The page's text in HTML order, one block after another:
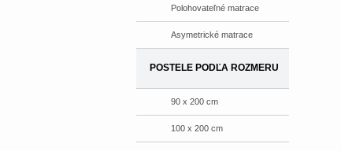
Polohovateľné matrace
Asymetrické matrace
POSTELE PODĽA ROZMERU
90 x 200 cm
100 x 200 cm